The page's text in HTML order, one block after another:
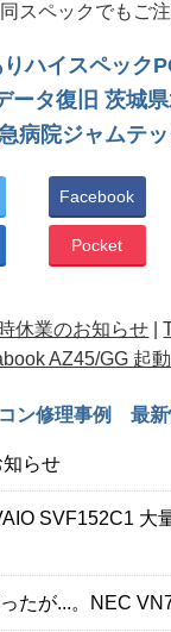
スペックでもご注
ハイスペック
ータ復旧 茨城
病院ジャムテッ
Facebook
Pocket
休業のお知らせ |
AZ45/GG 起
ン修理事例 最新
らせ
SVF152C1 大
たが...。NEC